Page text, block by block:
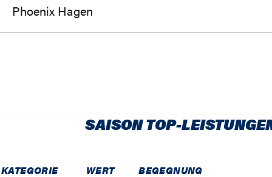
Phoenix Hagen
SAISON TOP-
KATEGORIE WERT BEGEGNUNG